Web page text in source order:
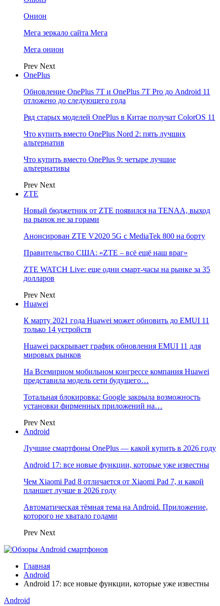
Онион
Мега зеркало сайта Мега
Мега онион
Prev Next
OnePlus
Обновление OnePlus 7T и OnePlus 7T Pro до Android 11
отложено до следующего года
Ряд старых моделей OnePlus в Китае получат ColorOS 11
Что купить вместо OnePlus Nord 2: пять лучших
альтернатив
Что купить вместо OnePlus 9: четыре лучшие
альтернативы
Prev Next
ZTE
Новый бюджетник от ZTE появился на TENAA, выход
на рынок не за горами
Анонсирован ZTE V2020 5G с MediaTek 800 на борту
Правительство США: «ZTE – всё ещё наш враг»
ZTE WATCH Live: еще одни смарт-часы на рынке за 35
долларов
Prev Next
Huawei
К марту 2021 года Huawei может обновить до EMUI 11
только 14 устройств
Huawei раскрывает график обновления EMUI 11 для
мировых рынков
На Всемирном мобильном конгрессе компания Huawei
представила модель сети будущего…
Тотальная блокировка: Google закрыла возможность
установки фирменных приложений на…
Prev Next
Android
Лучшие смартфоны OnePlus — какой купить в 2026 году
Android 17: все новые функции, которые уже известны
Чем Xiaomi Pad 8 отличается от Xiaomi Pad 7, и какой
планшет лучше в 2026 году
Автоматическая тёмная тема на Android. Приложение,
которого не хватало годами
Prev Next
Главная
Android
Android 17: все новые функции, которые уже известны
Android